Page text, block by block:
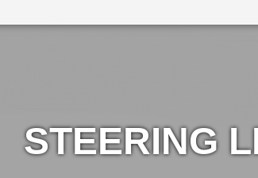
STEERING